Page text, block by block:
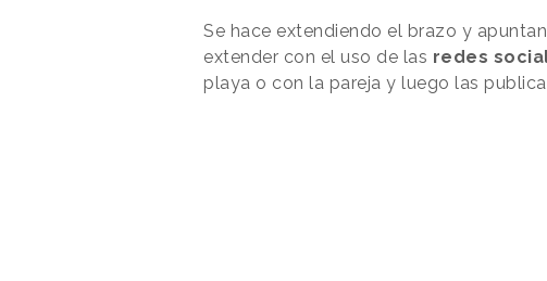
Se hace extendiendo el brazo y
extender con el uso de las redes
playa o con la pareja y luego las